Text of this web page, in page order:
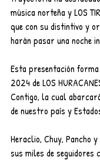
música norteña y LOS
que con su distintivo y
harán pasar una noche
Esta presentación
2024 de LOS
Contigo, la cual
de nuestro país y
Heraclio, Chuy, Pancho
sus miles de seguidores